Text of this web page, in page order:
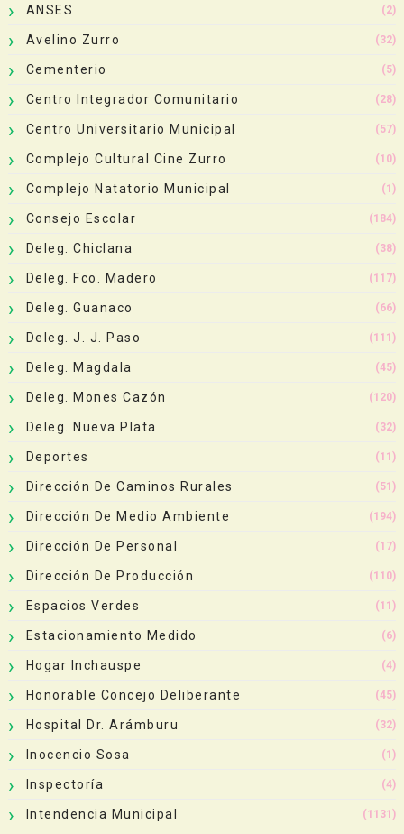
ANSES (2)
Avelino Zurro (32)
Cementerio (5)
Centro Integrador Comunitario (28)
Centro Universitario Municipal (57)
Complejo Cultural Cine Zurro (10)
Complejo Natatorio Municipal (1)
Consejo Escolar (184)
Deleg. Chiclana (38)
Deleg. Fco. Madero (117)
Deleg. Guanaco (66)
Deleg. J. J. Paso (111)
Deleg. Magdala (45)
Deleg. Mones Cazón (120)
Deleg. Nueva Plata (32)
Deportes (11)
Dirección De Caminos Rurales (51)
Dirección De Medio Ambiente (194)
Dirección De Personal (17)
Dirección De Producción (110)
Espacios Verdes (11)
Estacionamiento Medido (6)
Hogar Inchauspe (4)
Honorable Concejo Deliberante (45)
Hospital Dr. Arámburu (32)
Inocencio Sosa (1)
Inspectoría (4)
Intendencia Municipal (1131)